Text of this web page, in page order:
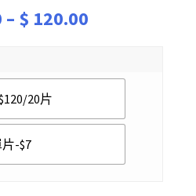
– $ 120.00Price
$ 7.00
20片
-$7